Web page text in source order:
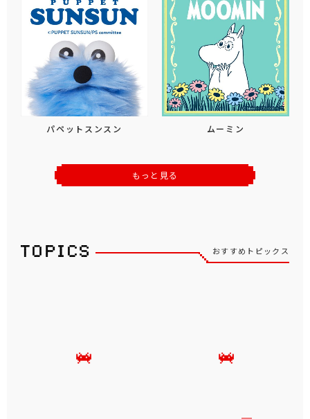
パペットスンスン ムーミン
もっと見る
おすすめトピックス